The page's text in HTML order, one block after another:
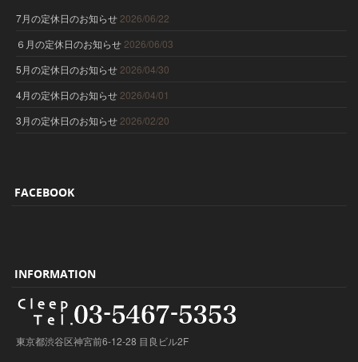
7月の定休日のお知らせ 2026/06/22
６月の定休日のお知らせ 2026/06/03
5月の定休日のお知らせ 2026/04/30
4月の定休日のお知らせ 2026/04/01
3月の定休日のお知らせ 2026/02/20
FACEBOOK
INFORMATION
東京都渋谷区神宮前6-12-28 目良ビル2F